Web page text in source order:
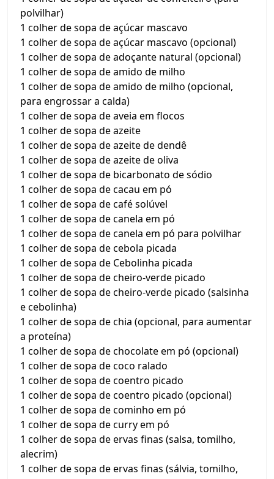
polvilhar)
1 colher de sopa de açúcar mascavo
1 colher de sopa de açúcar mascavo (opcional)
1 colher de sopa de adoçante natural (opcional)
1 colher de sopa de amido de milho
1 colher de sopa de amido de milho (opcional,
para engrossar a calda)
1 colher de sopa de aveia em flocos
1 colher de sopa de azeite
1 colher de sopa de azeite de dendê
1 colher de sopa de azeite de oliva
1 colher de sopa de bicarbonato de sódio
1 colher de sopa de cacau em pó
1 colher de sopa de café solúvel
1 colher de sopa de canela em pó
1 colher de sopa de canela em pó para polvilhar
1 colher de sopa de cebola picada
1 colher de sopa de Cebolinha picada
1 colher de sopa de cheiro-verde picado
1 colher de sopa de cheiro-verde picado (salsinha
e cebolinha)
1 colher de sopa de chia (opcional, para aumentar
a proteína)
1 colher de sopa de chocolate em pó (opcional)
1 colher de sopa de coco ralado
1 colher de sopa de coentro picado
1 colher de sopa de coentro picado (opcional)
1 colher de sopa de cominho em pó
1 colher de sopa de curry em pó
1 colher de sopa de ervas finas (salsa, tomilho,
alecrim)
1 colher de sopa de ervas finas (sálvia, tomilho,